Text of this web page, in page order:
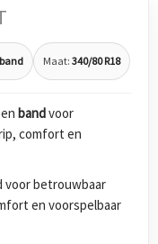
band Maat: 340/80 R18
bandvoor
comfort en
voor betrouwbaar
en voorspelbaar